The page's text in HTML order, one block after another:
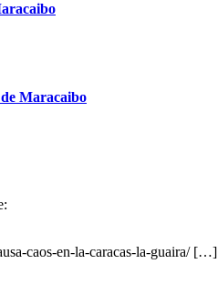
Maracaibo
caos-en-la-caracas-la-guaira/ […]